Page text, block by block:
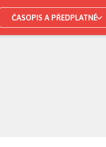
ČASOPIS A PŘEDPLATNÉ